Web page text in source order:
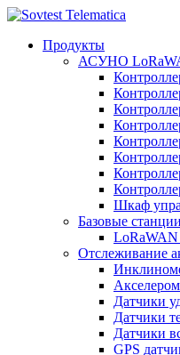
Продукты
АСУНО
Шкаф
Базовые
LoRaWAN
Отслеживание
Датчики
Датчики
Датчики
GPS